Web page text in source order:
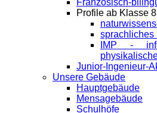
Französisch-
Profile ab Klasse 8
sprachliches
IMP -
Junior-Ingenieur-
Unsere Gebäude
Hauptgebäude
Mensagebäude
Schulhöfe